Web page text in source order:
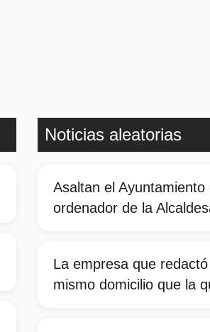
Noticias aleatorias
Asaltan el
ordenador de la
La empresa que
mismo domicilio que la